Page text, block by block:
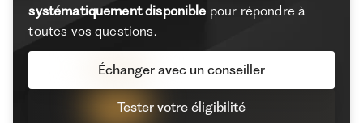
systématiquement disponible pour répondre à
toutes vos questions.
Tester votre éligibilité
Échanger avec un conseiller